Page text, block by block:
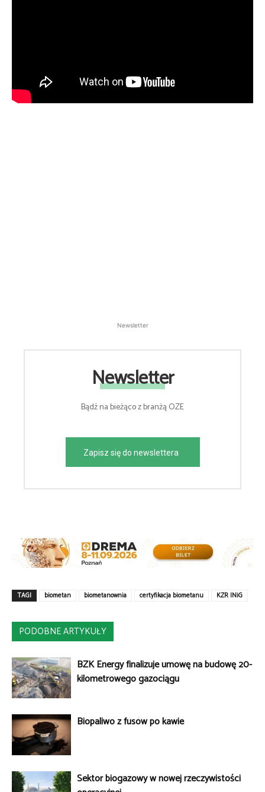
Newsletter
Newsletter
Bądź na bieżąco z branżą OZE
Zapisz się do newslettera
TAGI biometan biometanownia certyfikacja biometanu KZR INiG
PODOBNE ARTYKUŁY
BZK Energy finalizuje umowę na budowę 20-
kilometrowego gazociągu
Biopaliwo z fusów po kawie
Sektor biogazowy w nowej rzeczywistości